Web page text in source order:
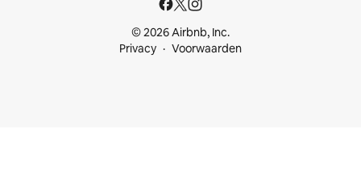
© 2026 Airbnb, Inc.
Privacy
Voorwaarden